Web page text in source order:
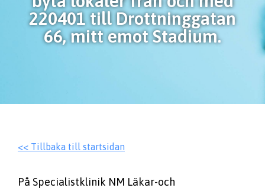
220401 till Drottninggatan
66, mitt emot Stadium.
<< Tillbaka till startsidan
På Specialistklinik NM Läkar-och